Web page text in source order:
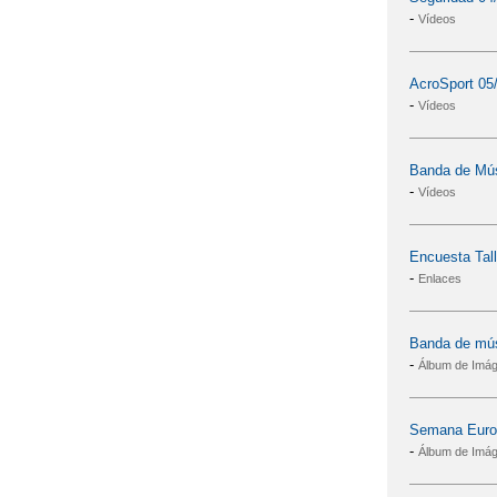
- Vídeos
AcroSport
- Vídeos
Banda de
- Vídeos
Encuesta
- Enlaces
Banda de
- Álbum de
Semana
- Álbum de